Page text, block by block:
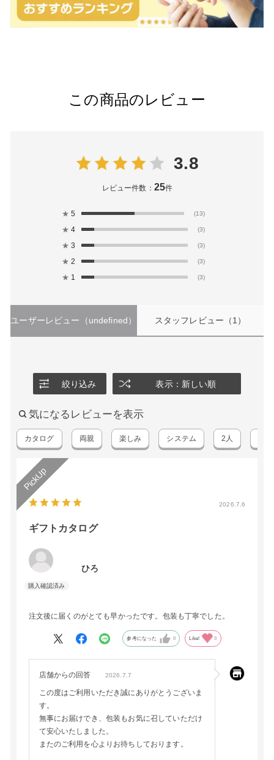
この商品のレビュー
3.8
レビュー件数： 25件
★ 5 (13)
★ 4 (3)
★ 3 (3)
★ 2 (3)
★ 1 (3)
ユーザーレビュー （undefined） スタッフレビュー （1）
絞り込み 表示：新しい順
気になるレビューを表示
カタログ 両親 楽しみ システム 2人
2026.7.6
ギフトカタログ
ひろ
注文後に届くのがとても早かったです。包装も丁寧でした。
参考になった 0 Like! 0
店舗からの回答 2026.7.7
この度はご利用いただき誠にありがとうございま
す。
無事にお届けでき、包装もお気に召していただけ
て安心いたしました。
またのご利用を心よりお待ちしております。